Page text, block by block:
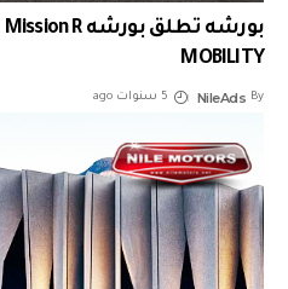
MOBILITY
By
NileAds 5 سنوات ago